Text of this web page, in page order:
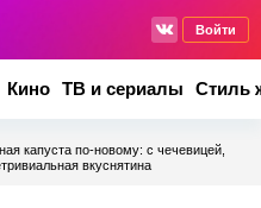
Войти
Кино ТВ и сериалы Стиль
капуста по-новому: с чечевицей,
вкуснятина